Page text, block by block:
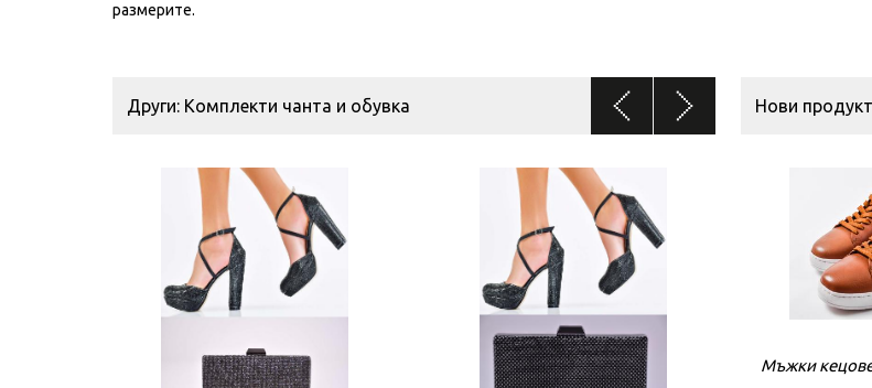
размерите.
Други: Комплекти чанта и обувка Нови
Мъжки